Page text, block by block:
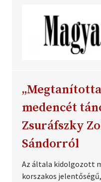
medencét
Zsuráfszky
Sándorról
Az általa kidolgozott
korszakos